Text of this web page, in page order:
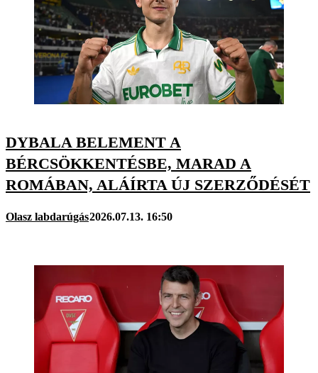
DYBALA BELEMENT A
BÉRCSÖKKENTÉSBE, MARAD A
ROMÁBAN, ALÁÍRTA ÚJ SZERZŐDÉSÉT
Olasz labdarúgás2026.07.13. 16:50